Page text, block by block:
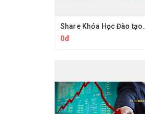
Share Khóa Học Đào
0đ